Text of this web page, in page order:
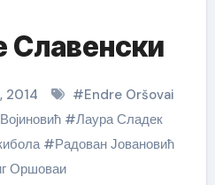
2014 #Endre Oršovai
#Лаура Сладек
#Радован Јовановић
Оршоваи